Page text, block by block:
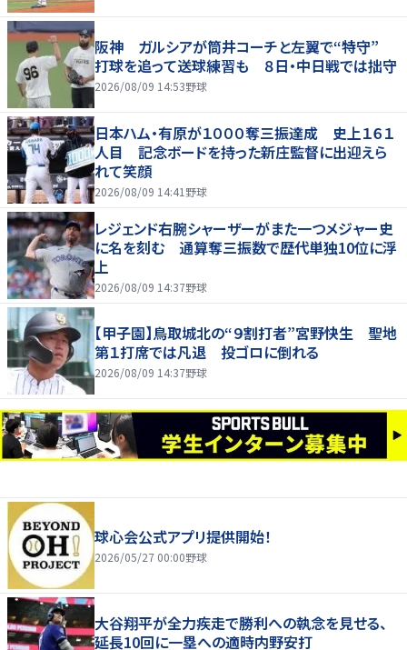
阪神 ガルシアが筒井コーチと左翼で“特守”
打球を追って送球練習も ８日・中日戦では拙守
2026/08/09 14:53野球
日本ハム・有原が１０００奪三振達成 史上１６１
人目 記念ボードを持った新庄監督に出迎えら
れて笑顔
2026/08/09 14:41 野球
レジェンド右腕シャーザーがまた一つメジャー史
に名を刻む 通算奪三振数で歴代単独10位に浮
上
2026/08/09 14:37野球
【甲子園】鳥取城北の“９割打者”宮野快生 聖地
第１打席では凡退 投ゴロに倒れる
2026/08/09 14:37野球
球心会公式アプリ提供開始！
2026/05/27 00:00野球
大谷翔平が全力疾走で勝利への執念を見せる、
延長10回に一塁への適時内野安打